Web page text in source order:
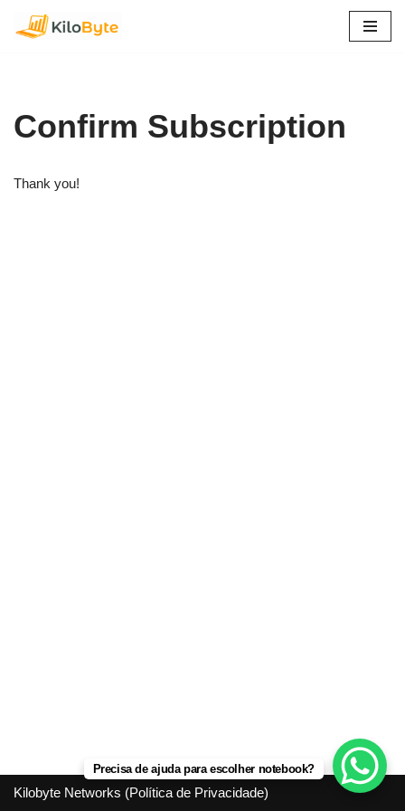
conteúdo
Confirm Subscription
Thank you!
Kilobyte Networks (Política de Privacidade)
Precisa de ajuda para escolher notebook?